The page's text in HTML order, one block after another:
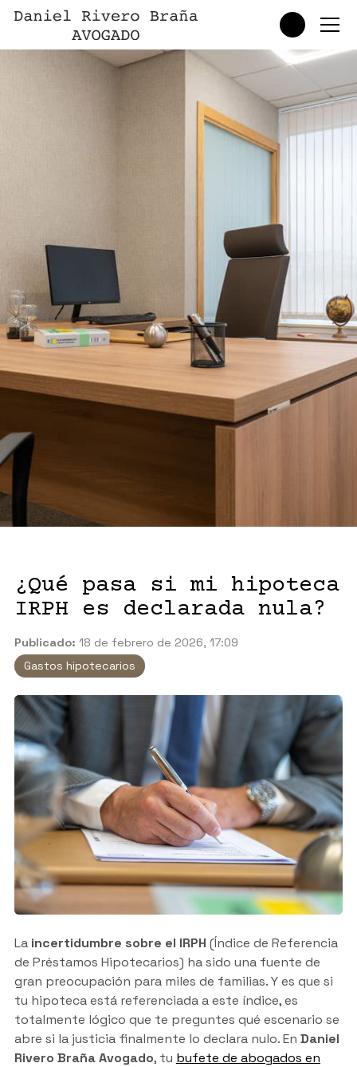
¿Qué pasa si mi hipoteca
IRPH es declarada nula?
Publicado: 18 de febrero de 2026, 17:09
Gastos hipotecarios
La incertidumbre sobre el IRPH (Índice de Referencia
de Préstamos Hipotecarios) ha sido una fuente de
gran preocupación para miles de familias. Y es que si
tu hipoteca está referenciada a este índice, es
totalmente lógico que te preguntes qué escenario se
abre si la justicia finalmente lo declara nulo. En Daniel
Rivero Braña Avogado, tu bufete de abogados en